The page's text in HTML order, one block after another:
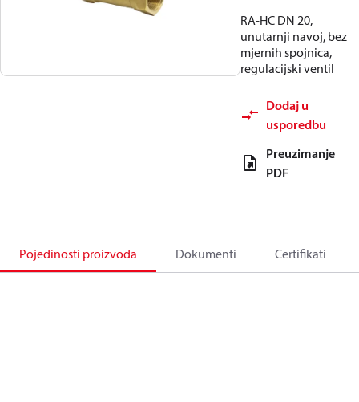
RA-HC DN 20,
unutarnji navoj, bez
mjernih spojnica,
regulacijski ventil
Dodaj u
usporedbu
Preuzimanje
PDF
Pojedinosti proizvoda Dokumenti Certifikati